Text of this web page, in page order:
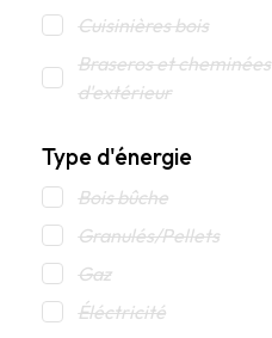
Cuisinières bois
Braseros et cheminées
d'extérieur
Type d'énergie
Bois bûche
Granulés/Pellets
Gaz
Éléctricité